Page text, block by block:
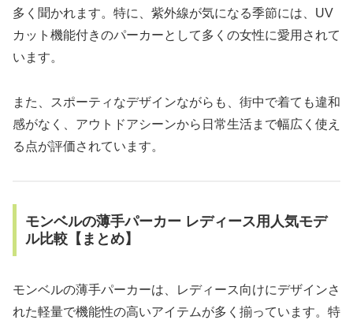
多く聞かれます。特に、紫外線が気になる季節には、UV
カット機能付きのパーカーとして多くの女性に愛用されて
います。
また、スポーティなデザインながらも、街中で着ても違和
感がなく、アウトドアシーンから日常生活まで幅広く使え
る点が評価されています。
モンベルの薄手パーカー レディース用人気モデ
ル比較【まとめ】
モンベルの薄手パーカーは、レディース向けにデザインさ
れた軽量で機能性の高いアイテムが多く揃っています。特